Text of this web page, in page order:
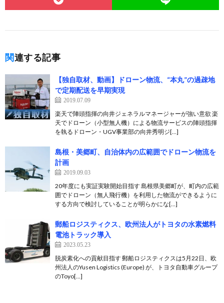
関連する記事
【独自取材、動画】ドローン物流、“本丸”の過疎地
で定期配送を早期実現
2019.07.09
楽天で陣頭指揮の向井ジェネラルマネージャーが強い意欲 楽
天でドローン（小型無人機）による物流サービスの陣頭指揮
を執るドローン・UGV事業部の向井秀明ジ[…]
島根・美郷町、自治体内の広範囲でドローン物流を
計画
2019.09.03
20年度にも実証実験開始目指す 島根県美郷町が、町内の広範
囲でドローン（無人飛行機）を利用した物流ができるように
する方向で検討していることが明らかにな[…]
郵船ロジスティクス、欧州法人がトヨタの水素燃料
電池トラック導入
2023.05.23
脱炭素化への貢献目指す 郵船ロジスティクスは5月22日、欧
州法人のYusen Logistics (Europe) が、トヨタ自動車グループ
のToyo[…]